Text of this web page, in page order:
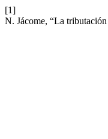
[1]
N. Jácome, “La